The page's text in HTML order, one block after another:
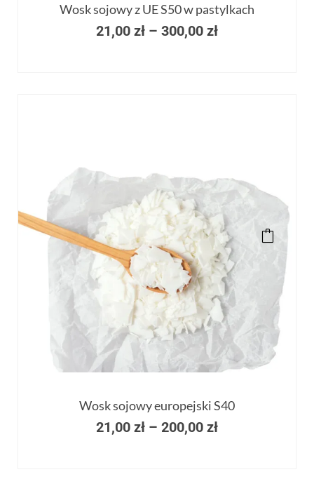
Wosk sojowy z UE S50 w pastylkach
21,00 zł – 300,00 zł
Wosk sojowy europejski S40
21,00 zł – 200,00 zł